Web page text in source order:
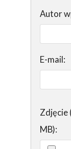
Autor
E-mail:
Zdjęcie
MB):